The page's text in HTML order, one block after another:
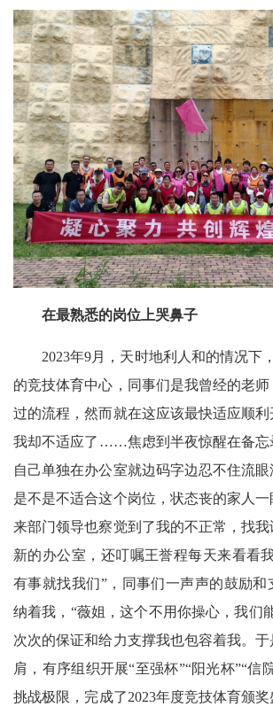
在最熟悉的岗位上哭鼻子
2023年9月，天时地利人和的情况下
的竞技体育中心，同事们是我曾经的老
过的流程，然而就在这应该最快适应顺利
我却不适应了……焦虑到半夜惊醒在备忘
自己单独在办公室就边码字边忍不住流
是不是不适合这个岗位，状态丧的家人
来部门领导也察觉到了我的不正常，找
新的办公室，还叮嘱王誉程每天来看看
有事就找我们”，同事们一声声的鼓励和
纳着我，“薇姐，这个不用你操心，我们
次次的保证和给力支撑我也包容着我。
肩，有序组织开展“至强杯”“阳光杯”“信
挑战极限，完成了2023年度竞技体育颁